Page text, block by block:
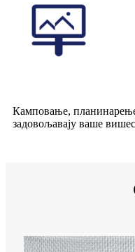
Камповање,
задовољавају ваше